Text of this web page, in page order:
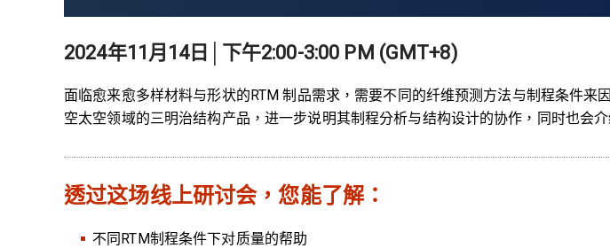
2024年11月14日│下午2:00-3:00 PM (GMT+8)
面临愈来愈多样材料与形状的RTM 制品需求，需要不同的纤维预测方法与制程条件
空太空领域的三明治结构产品，进一步说明其制程分析与结构设计的协作，同时也会
透过这场线上研讨会，您能了解：
不同RTM制程条件下对质量的帮助